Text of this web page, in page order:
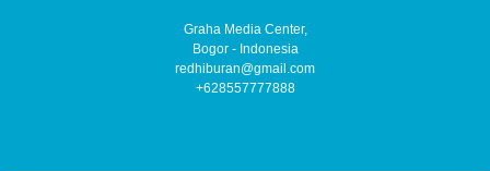
Graha Media Center,
Bogor - Indonesia
redhiburan@gmail.com
+628557777888